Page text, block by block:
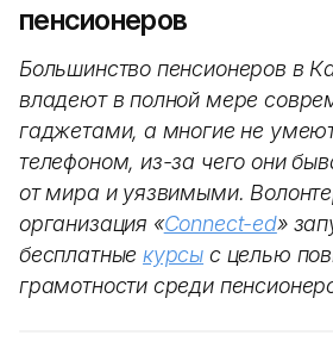
пенсионеров
Большинство пенсионеров в
владеют в полной мере
гаджетами, а многие не
телефоном, из-за чего они
от мира и уязвимыми.
организация «Connect-ed»
бесплатныекурсы с целью
грамотности среди